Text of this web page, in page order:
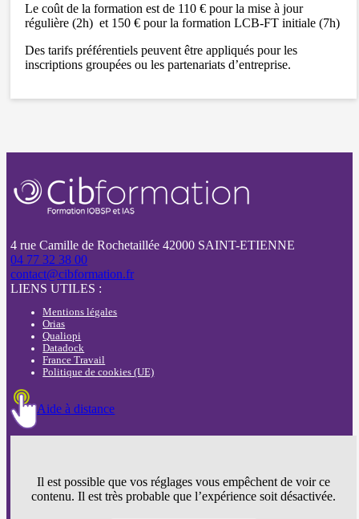
Le coût de la formation est de 110 € pour la mise à jour
régulière (2h) et 150 € pour la formation LCB-FT initiale (7h)
Des tarifs préférentiels peuvent être appliqués pour les
inscriptions groupées ou les partenariats d’entreprise.
4 rue Camille de Rochetaillée 42000 SAINT-ETIENNE
04 77 32 38 00
contact@cibformation.fr
LIENS UTILES :
Mentions légales
Orias
Qualiopi
Datadock
France Travail
Politique de cookies (UE)
Aide à distance
Il est possible que vos réglages vous empêchent de voir ce
contenu. Il est très probable que l’expérience soit désactivée.